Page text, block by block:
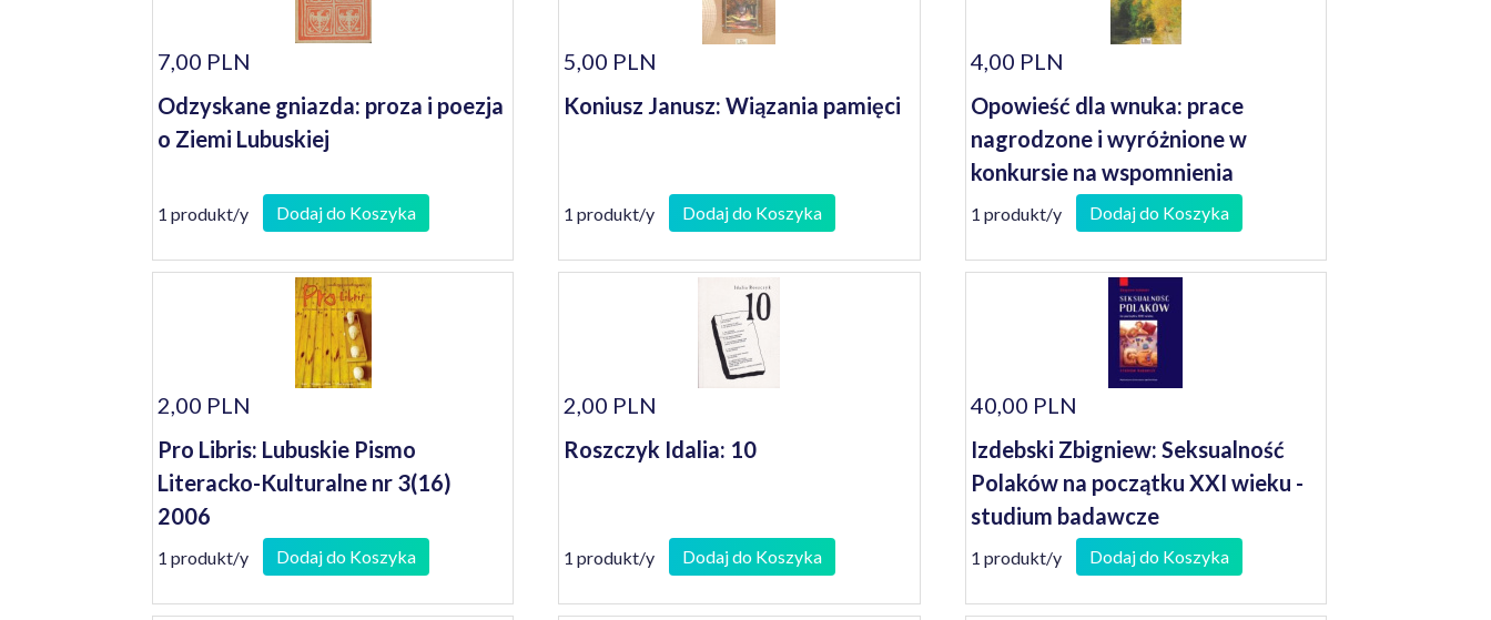
7,00 PLN
Odzyskane gniazda: proza i poezja
o Ziemi Lubuskiej
1 produkt/y Dodaj do Koszyka
5,00 PLN
Koniusz Janusz: Wiązania pamięci
1 produkt/y Dodaj do Koszyka
4,00 PLN
Opowieść dla wnuka: prace
nagrodzone i wyróżnione w
konkursie na wspomnienia
seniorów
1 produkt/y Dodaj do Koszyka
2,00 PLN
Pro Libris: Lubuskie Pismo
Literacko-Kulturalne nr 3(16)
2006
1 produkt/y Dodaj do Koszyka
2,00 PLN
Roszczyk Idalia: 10
1 produkt/y Dodaj do Koszyka
40,00 PLN
Izdebski Zbigniew: Seksualność
Polaków na początku XXI wieku -
studium badawcze
1 produkt/y Dodaj do Koszyka